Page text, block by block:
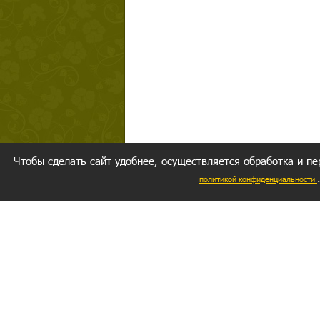
Чтобы сделать сайт удобнее, осуществляется обработка и
политикой конфиденциальности